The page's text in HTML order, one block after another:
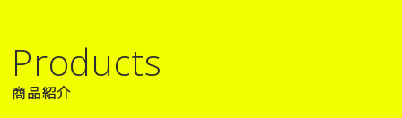
Products
商品紹介